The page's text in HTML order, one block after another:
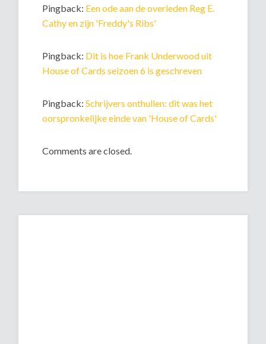
Pingback: Een ode aan de overleden Reg E.
Cathy en zijn 'Freddy's Ribs'
Pingback: Dit is hoe Frank Underwood uit
House of Cards seizoen 6 is geschreven
Pingback:Schrijvers onthullen: dit was het
oorspronkelijke einde van 'House of Cards'
Comments are closed.